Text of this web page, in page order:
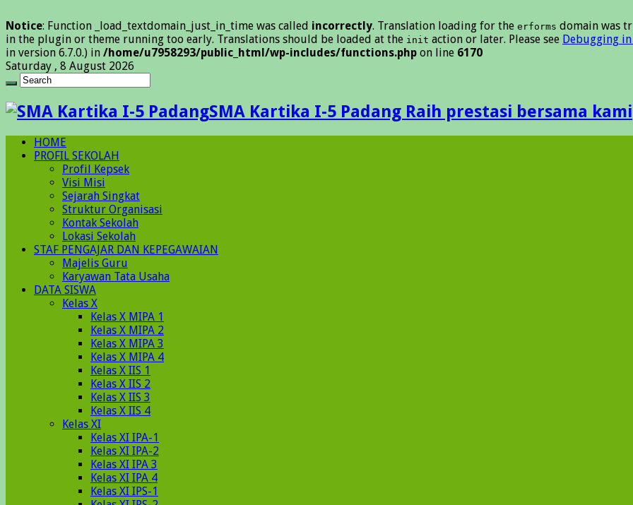
Notice: Function _load_textdomain_just_in_time was called incorrectly. Translation loading for the erforms domain was
in the plugin or theme running too early. Translations should be loaded at the init action or later. Please see Debugging
in version 6.7.0.) in /home/u7958293/public_html/wp-includes/functions.php on line 6170
Saturday , 8 August 2026
SMA Kartika I-5 Padang Raih prestasi bersama kami
HOME
PROFIL SEKOLAH
Profil Kepsek
Visi Misi
Sejarah Singkat
Struktur Organisasi
Kontak Sekolah
Lokasi Sekolah
STAF PENGAJAR DAN KEPEGAWAIAN
Majelis Guru
Karyawan Tata Usaha
DATA SISWA
Kelas X
Kelas X MIPA 1
Kelas X MIPA 2
Kelas X MIPA 3
Kelas X MIPA 4
Kelas X IIS 1
Kelas X IIS 2
Kelas X IIS 3
Kelas X IIS 4
Kelas XI
Kelas XI IPA-1
Kelas XI IPA-2
Kelas XI IPA 3
Kelas XI IPA 4
Kelas XI IPS-1